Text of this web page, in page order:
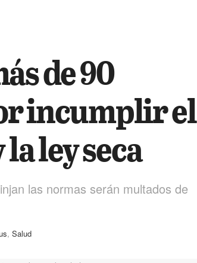
de 90
incumplir el
ley seca
las normas serán multados de
, Salud